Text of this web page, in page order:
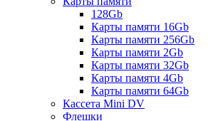
128Gb
Карты памяти 16Gb
Карты памяти 256Gb
Карты памяти 2Gb
Карты памяти 32Gb
Карты памяти 4Gb
Карты памяти 64Gb
Кассета Mini DV
Флешки